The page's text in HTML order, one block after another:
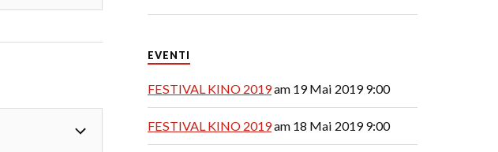
EVENTI
FESTIVAL KINO 2019am 19 Mai 2019 9:00
FESTIVAL KINO 2019am 18 Mai 2019 9:00